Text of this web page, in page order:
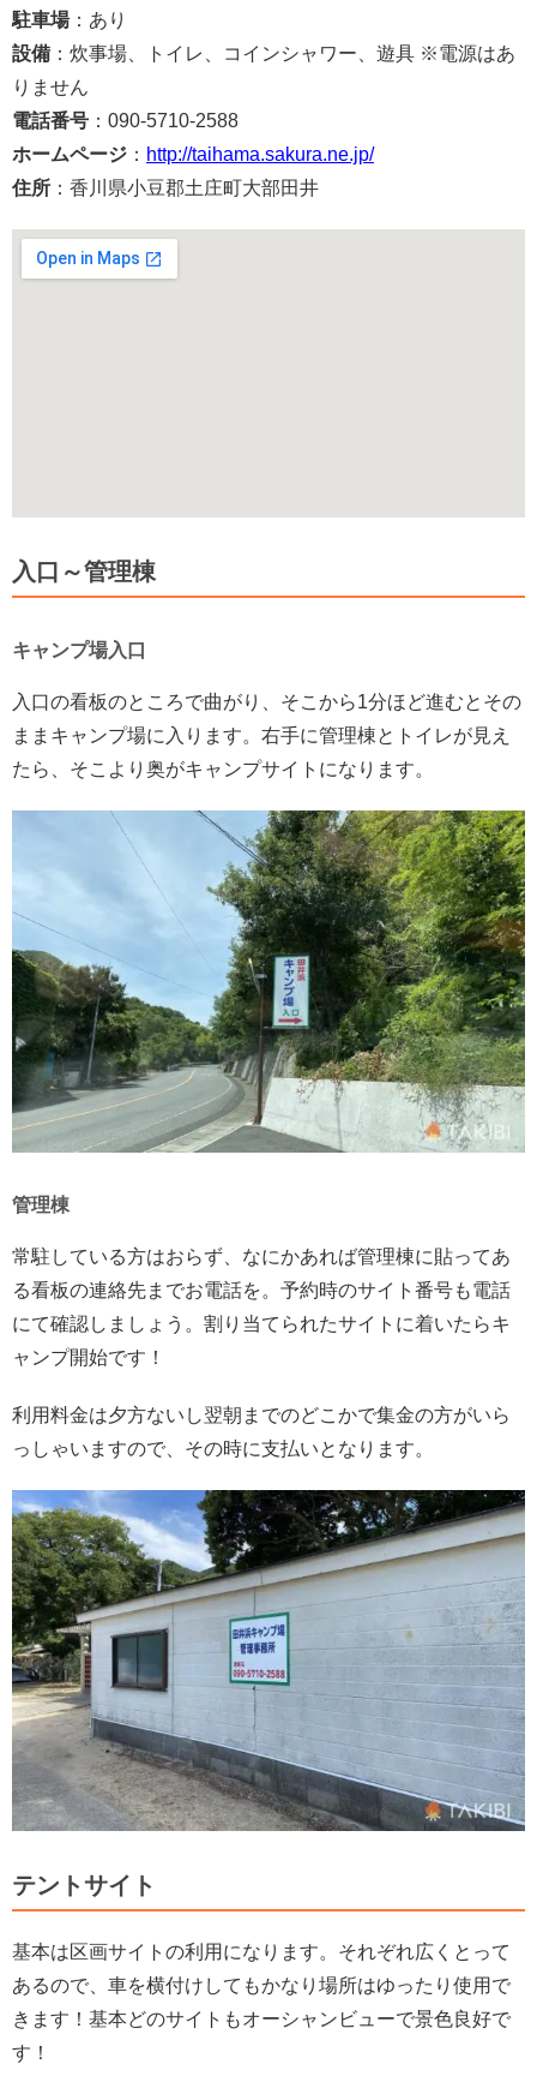
駐車場：あり
設備 ：炊事場、トイレ、コインシャワー、遊具 ※電源はあ
りません
電話番号 ：090-5710-2588
ホームページ ： http://taihama.sakura.ne.jp/
住所 ：香川県小豆郡土庄町大部田井
入口～管理棟
キャンプ場入口
入口の看板のところで曲がり、そこから1分ほど進むとその
ままキャンプ場に入ります。右手に管理棟とトイレが見え
たら、そこより奥がキャンプサイトになります。
管理棟
常駐している方はおらず、なにかあれば管理棟に貼ってあ
る看板の連絡先までお電話を。予約時のサイト番号も電話
にて確認しましょう。割り当てられたサイトに着いたらキ
ャンプ開始です！
利用料金は夕方ないし翌朝までのどこかで集金の方がいら
っしゃいますので、その時に支払いとなります。
テントサイト
基本は区画サイトの利用になります。それぞれ広くとって
あるので、車を横付けしてもかなり場所はゆったり使用で
きます！基本どのサイトもオーシャンビューで景色良好で
す！